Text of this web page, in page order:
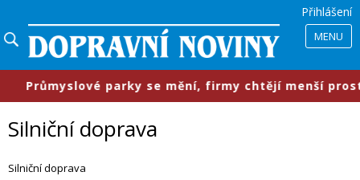
Přihlášení
MENU
mění, firmy chtějí menší prostory, služby i lepší
Silniční doprava
Silniční doprava